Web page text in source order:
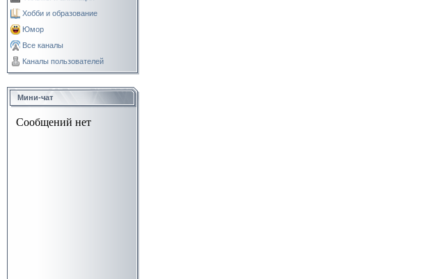
Хобби и образование
Юмор
Все каналы
Каналы пользователей
Мини-чат